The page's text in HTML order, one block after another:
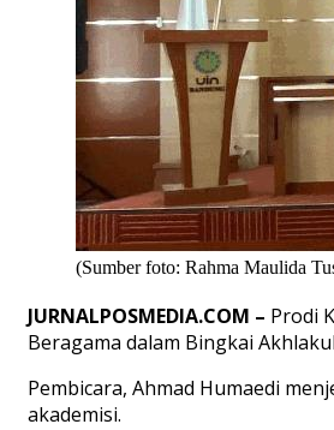
(Sumber foto: Rahma Maulida
JURNALPOSMEDIA.COM – Prodi
Beragama dalam Bingkai Akhlakul
Pembicara, Ahmad Humaedi
akademisi.